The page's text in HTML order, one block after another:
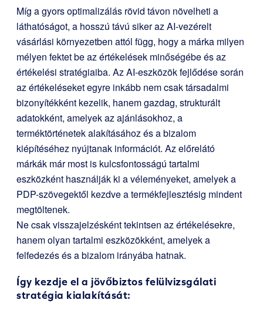
Míg a gyors optimalizálás rövid távon növelheti a
láthatóságot, a hosszú távú siker az AI-vezérelt
vásárlási környezetben attól függ, hogy a márka milyen
mélyen fektet be az értékelések minőségébe és az
értékelési stratégiaiba. Az AI-eszközök fejlődése során
az értékeléseket egyre inkább nem csak társadalmi
bizonyítékként kezelik, hanem gazdag, strukturált
adatokként, amelyek az ajánlásokhoz, a
terméktörténetek alakításához és a bizalom
kiépítéséhez nyújtanak információt. Az előrelátó
márkák már most is kulcsfontosságú tartalmi
eszközként használják ki a véleményeket, amelyek a
PDP-szövegektől kezdve a termékfejlesztésig mindent
megtöltenek.
Ne csak visszajelzésként tekintsen az értékelésekre,
hanem olyan tartalmi eszközökként, amelyek a
felfedezés és a bizalom irányába hatnak.
Így kezdje el a jövőbiztos felülvizsgálati
stratégia kialakítását: